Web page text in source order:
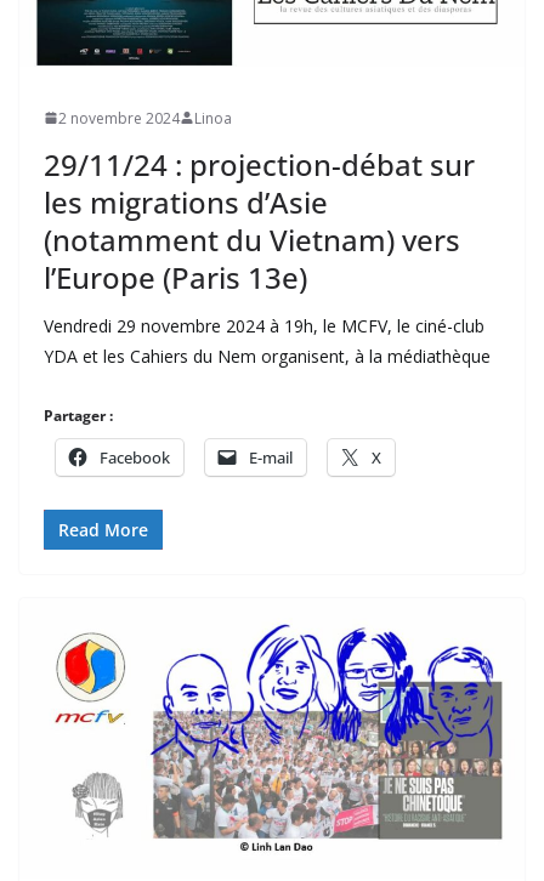
2 novembre 2024 Linoa
29/11/24 : projection-débat sur
les migrations d’Asie
(notamment du Vietnam) vers
l’Europe (Paris 13e)
Vendredi 29 novembre 2024 à 19h, le MCFV, le ciné-club
YDA et les Cahiers du Nem organisent, à la médiathèque
Partager :
Facebook E-mail X
Read More